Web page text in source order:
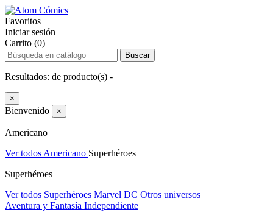
Favoritos
Iniciar sesión
Carrito (0)
Buscar
Resultados: de producto(s) -
×
Bienvenido ×
Americano
Ver todos Americano Superhéroes
Superhéroes
Ver todos Superhéroes Marvel DC Otros universos
Aventura y Fantasía Independiente